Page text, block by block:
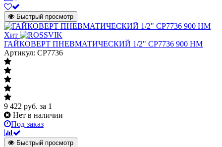
Быстрый просмотр
Хит
ГАЙКОВЕРТ ПНЕВМАТИЧЕСКИЙ 1/2" CP7736 900 НМ
Артикул: CP7736
9 422 руб. за 1
Нет в наличии
Под заказ
Быстрый просмотр